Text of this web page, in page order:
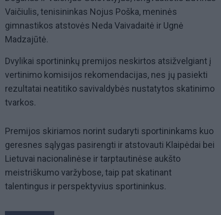
Vaičiulis, tenisininkas Nojus Poška, meninės
gimnastikos atstovės Neda Vaivadaitė ir Ugnė
Madzajūtė.
Dvylikai sportininkų premijos neskirtos atsižvelgiant į
vertinimo komisijos rekomendacijas, nes jų pasiekti
rezultatai neatitiko savivaldybės nustatytos skatinimo
tvarkos.
Premijos skiriamos norint sudaryti sportininkams kuo
geresnes sąlygas pasirengti ir atstovauti Klaipėdai bei
Lietuvai nacionalinėse ir tarptautinėse aukšto
meistriškumo varžybose, taip pat skatinant
talentingus ir perspektyvius sportininkus.